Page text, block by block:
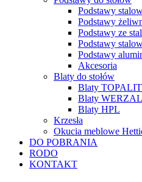
Podstawy
Podstawy
Podstawy ze
Podstawy
Podstawy
Akcesoria
Blaty do stołów
Blaty TOPALIT
Blaty
Blaty HPL
Krzesła
Okucia meblowe
DO POBRANIA
RODO
KONTAKT